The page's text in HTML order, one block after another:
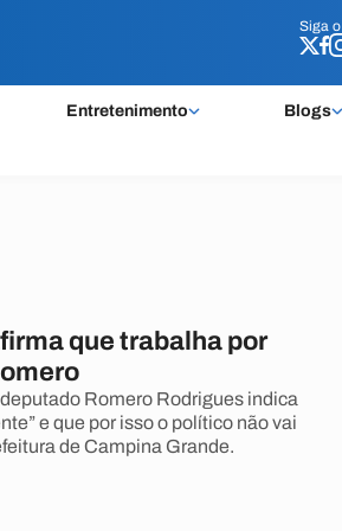
Siga o
Entretenimento Blogs
Siga o
que trabalha por
Romero Rodrigues indica
e que por isso o político não vai
de Campina Grande.